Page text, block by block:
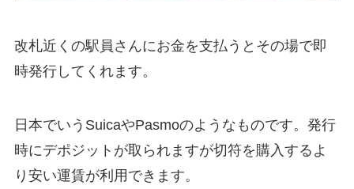
改札近くの駅員さんにお金を支払うとその場で即
時発行してくれます。
日本でいうSuicaやPasmoのようなものです。発行
時にデポジットが取られますが切符を購入するよ
り安い運賃が利用できます。